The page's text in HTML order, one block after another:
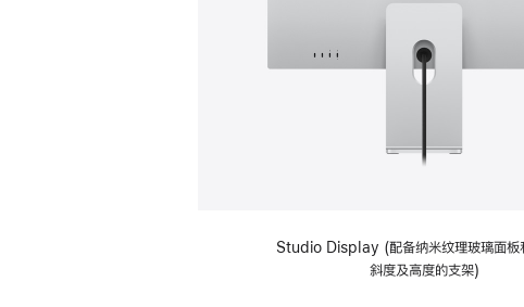
Studio Display (配备纳米纹理玻璃面板
斜度及高度的支架)